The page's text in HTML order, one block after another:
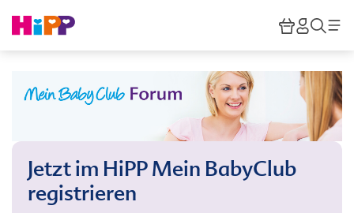
HiPP
Jetzt im HiPP Mein BabyClub
registrieren